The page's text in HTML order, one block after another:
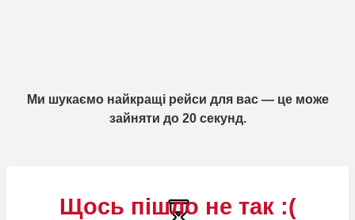
Щось пішло не так :(
Ми шукаємо найкращі рейси для вас — це може
зайняти до 20 секунд.